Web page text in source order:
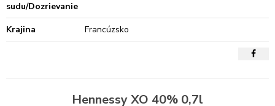
sudu/Dozrievanie
Krajina Francúzsko
Hennessy XO 40% 0,7l